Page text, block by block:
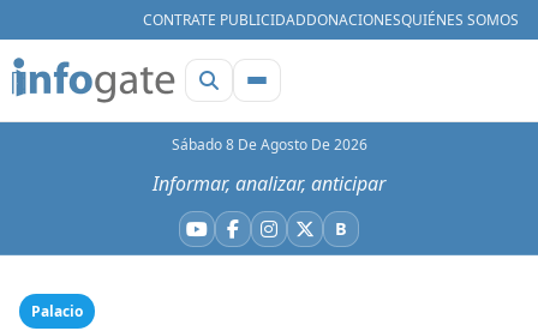
CONTRATE PUBLICIDADDONACIONESQUIÉNES SOMOS
Sábado 8 De Agosto De 2026
Informar, analizar, anticipar
YouTube
Facebook
Instagram
X BBluesky
Palacio